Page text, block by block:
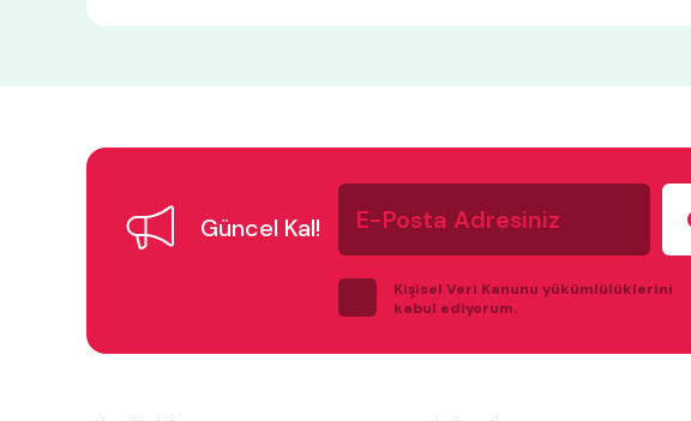
Güncel Kal!
E-
Posta
Adresiniz
Kişisel Veri Kanunu yükümlülüklerini
kabul ediyorum.